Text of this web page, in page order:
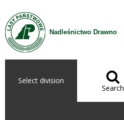
Skip to Content
Nadleśnictwo Drawno
Select division 
Search